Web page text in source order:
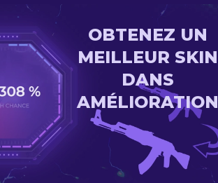
OBTENEZ UN
MEILLEUR SKIN
DANS
AMÉLIORATION